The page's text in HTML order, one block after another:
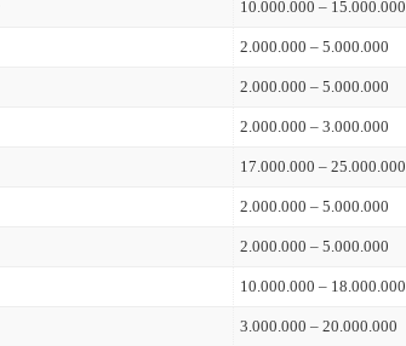
10.000.000 – 15.000.000
2.000.000 – 5.000.000
2.000.000 – 5.000.000
2.000.000 – 3.000.000
17.000.000 – 25.000.000
2.000.000 – 5.000.000
2.000.000 – 5.000.000
10.000.000 – 18.000.000
3.000.000 – 20.000.000